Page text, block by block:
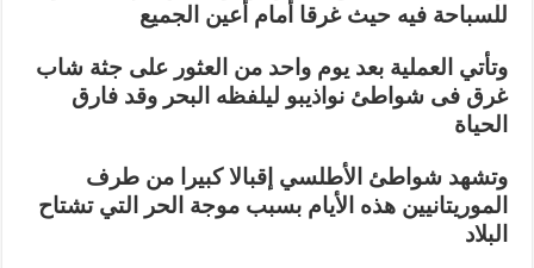
للسباحة فيه حيث غرقا أمام أعين الجميع
وتأتي العملية بعد يوم واحد من العثور على جثة شاب
غرق فى شواطئ نواذيبو ليلفظه البحر وقد فارق
الحياة
وتشهد شواطئ الأطلسي إقبالا كبيرا من طرف
الموريتانيين هذه الأيام بسبب موجة الحر التي تشتاح
البلاد